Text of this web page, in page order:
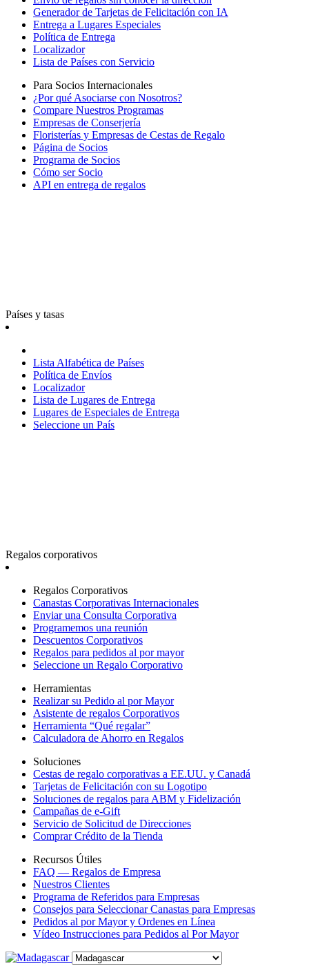
Generador de Tarjetas de Felicitación con IA
Entrega a Lugares Especiales
Política de Entrega
Localizador
Lista de Países con Servicio
Para Socios Internacionales
¿Por qué Asociarse con Nosotros?
Compare Nuestros Programas
Empresas de Conserjería
Floristerías y Empresas de Cestas de Regalo
Página de Socios
Programa de Socios
Cómo ser Socio
API en entrega de regalos
Países y tasas
Lista Alfabética de Países
Política de Envíos
Localizador
Lista de Lugares de Entrega
Lugares de Especiales de Entrega
Seleccione un País
Regalos corporativos
Regalos Corporativos
Canastas Corporativas Internacionales
Enviar una Consulta Corporativa
Programemos una reunión
Descuentos Corporativos
Regalos para pedidos al por mayor
Seleccione un Regalo Corporativo
Herramientas
Realizar su Pedido al por Mayor
Asistente de regalos Corporativos
Herramienta “Qué regalar”
Calculadora de Ahorro en Regalos
Soluciones
Cestas de regalo corporativas a EE.UU. y Canadá
Tarjetas de Felicitación con su Logotipo
Soluciones de regalos para ABM y Fidelización
Campañas de e-Gift
Servicio de Solicitud de Direcciones
Comprar Crédito de la Tienda
Recursos Útiles
FAQ — Regalos de Empresa
Nuestros Clientes
Programa de Referidos para Empresas
Consejos para Seleccionar Canastas para Empresas
Pedidos al por Mayor y Ordenes en Línea
Vídeo Instrucciones para Pedidos al Por Mayor